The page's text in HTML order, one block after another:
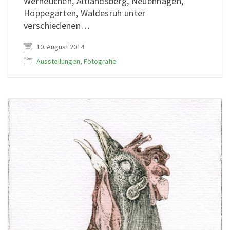
Hoppegarten, Waldesruh unter
verschiedenen…
10. August 2014
Ausstellungen, Fotografie